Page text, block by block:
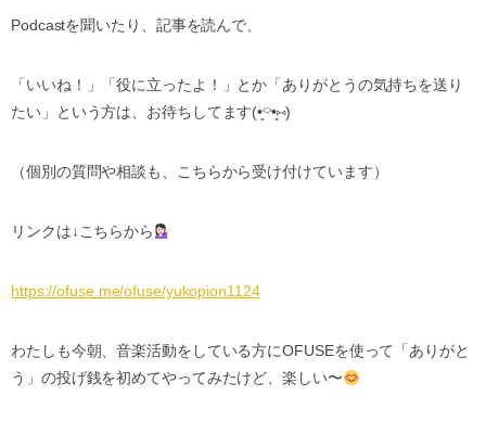
Podcastを聞いたり、記事を読んで、
「いいね！」「役に立ったよ！」とか「ありがとうの気持ちを送り
たい」という方は、お待ちしてます(•⌔•⑅)
（個別の質問や相談も、こちらから受け付けています）
リンクは↓ こちらから
https://ofuse.me/ofuse/yukopion1124
わたしも今朝、音楽活動をしている方にOFUSEを使って「ありがと
う」の投げ銭を初めてやってみたけど、楽しい〜